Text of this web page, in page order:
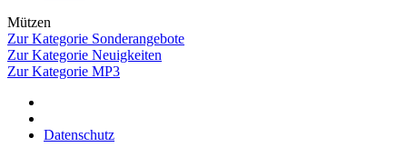
Mützen
Zur Kategorie Sonderangebote
Zur Kategorie Neuigkeiten
Zur Kategorie MP3
Datenschutz